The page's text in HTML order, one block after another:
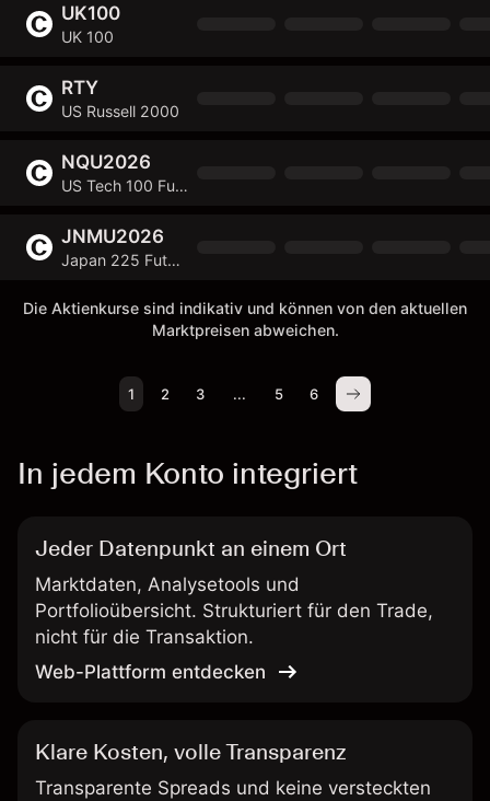
UK100
UK 100
RTY
US Russell 2000
NQU2026
US Tech 100 Future
JNMU2026
Japan 225 Future
Die Aktienkurse sind indikativ und können von den aktuellen
Marktpreisen abweichen.
1 2 3 ... 5 6
In jedem Konto integriert
Jeder Datenpunkt an einem Ort
Marktdaten, Analysetools und
Portfolioübersicht. Strukturiert für den Trade,
nicht für die Transaktion.
Web-Plattform entdecken
Klare Kosten, volle Transparenz
Transparente Spreads und keine versteckten